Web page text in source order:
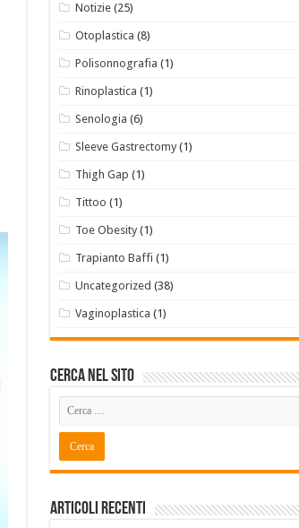
Notizie (25)
Otoplastica (8)
Polisonnografia (1)
Rinoplastica (1)
Senologia (6)
Sleeve Gastrectomy (1)
Thigh Gap (1)
Tittoo (1)
Toe Obesity (1)
Trapianto Baffi (1)
Uncategorized (38)
Vaginoplastica (1)
Cerca Nel Sito
Articoli recenti